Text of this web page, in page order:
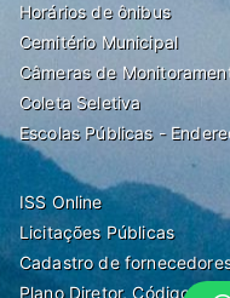
Horários de ônibus
Cemitério Municipal
Câmeras de
Coleta Seletiva
Escolas Públicas -
ISS Online
Licitações Públicas
Cadastro de
Plano Diretor, Código de